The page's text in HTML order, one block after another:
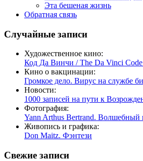
Эта бешеная жизнь
Обратная связь
Случайные записи
Художественное кино:
Код Да Винчи / The Da Vinci
Кино о вакцинации:
Громкое дело. Вирус на службе
Новости:
1000 записей на пути к
Фотография:
Yann Arthus Bertrand. Волшебный
Живопись и графика:
Don Maitz. Фэнтези
Свежие записи